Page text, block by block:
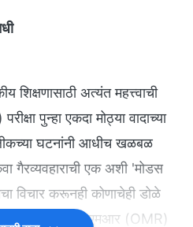
शिक्षणासाठी अत्यंत महत्त्वाची
पुन्हा एकदा मोठ्या वादाच्या
घटनांनी आधीच खळबळ
गैरव्यवहाराची एक अशी 'मोडस
विचार करूनही कोणाचेही डोळे
केंद्रावर जा, ओएमआर (OMR)